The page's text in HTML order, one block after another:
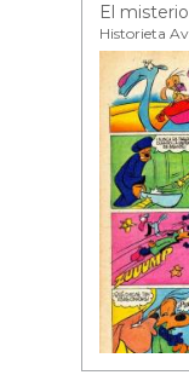
Historieta